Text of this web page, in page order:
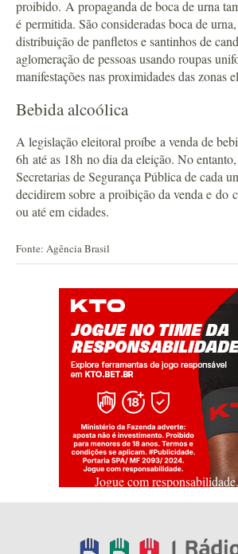
proibido. A propaganda de boca de urna
é permitida. São consideradas boca de
distribuição de panfletos e santinhos de
aglomeração de pessoas usando roupas
manifestações nas proximidades das zonas
Bebida alcoólica
A legislação eleitoral proíbe a venda de
6h até as 18h no dia da eleição. No
Secretarias de Segurança Pública de cada
decidirem sobre a proibição da venda e do
ou até em cidades.
Fonte: Agência Brasil
Jogue com